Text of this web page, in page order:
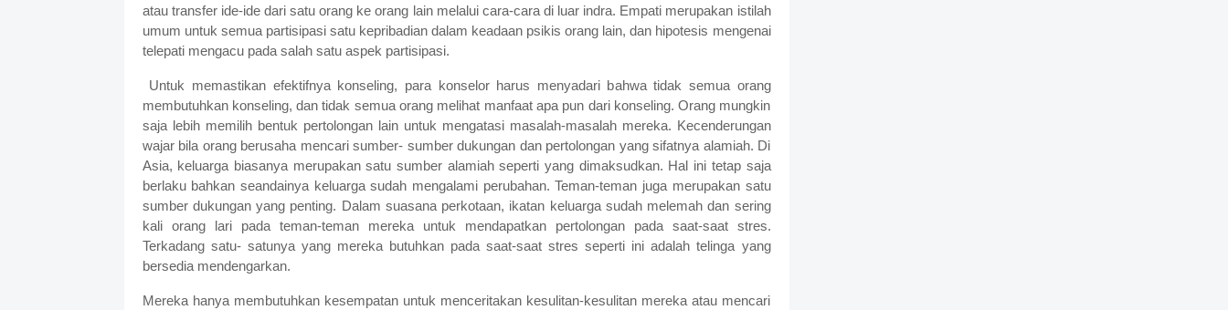
atau transfer ide-ide dari satu orang ke orang lain melalui cara-cara di luar indra. Empati merupakan istilah
umum untuk semua partisipasi satu kepribadian dalam keadaan psikis orang lain, dan hipotesis mengenai
telepati mengacu pada salah satu aspek partisipasi.
Untuk memastikan efektifnya konseling, para konselor harus menyadari bahwa tidak semua orang
membutuhkan konseling, dan tidak semua orang melihat manfaat apa pun dari konseling. Orang mungkin
saja lebih memilih bentuk pertolongan lain untuk mengatasi masalah-masalah mereka. Kecenderungan
wajar bila orang berusaha mencari sumber- sumber dukungan dan pertolongan yang sifatnya alamiah. Di
Asia, keluarga biasanya merupakan satu sumber alamiah seperti yang dimaksudkan. Hal ini tetap saja
berlaku bahkan seandainya keluarga sudah mengalami perubahan. Teman-teman juga merupakan satu
sumber dukungan yang penting. Dalam suasana perkotaan, ikatan keluarga sudah melemah dan sering
kali orang lari pada teman-teman mereka untuk mendapatkan pertolongan pada saat-saat stres.
Terkadang satu- satunya yang mereka butuhkan pada saat-saat stres seperti ini adalah telinga yang
bersedia mendengarkan.
Mereka hanya membutuhkan kesempatan untuk menceritakan kesulitan-kesulitan mereka atau mencari